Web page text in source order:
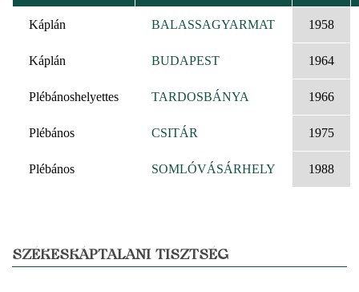
Káplán
BALASSAGYARMAT 1958
Káplán BUDAPEST 1964
Plébánoshelyettes TARDOSBÁNYA 1966
Plébános CSITÁR 1975
Plébános SOMLÓVÁSÁRHELY 1988
SZÉKESKÁPTALANI TISZTSÉG